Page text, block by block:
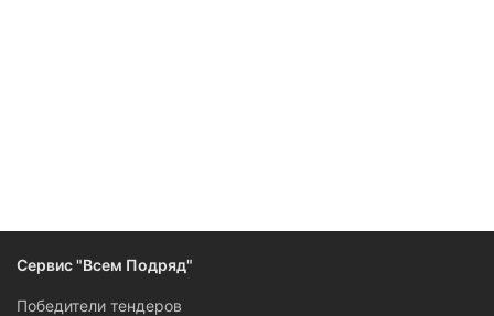
Сервис "Всем Подряд"
Победители тендеров